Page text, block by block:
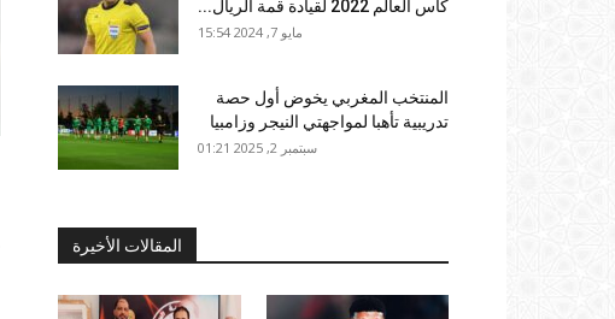
كأس العالم 2022 لقيادة قمة الريال...
مايو 7, 2024 15:54
المنتخب المغربي يخوض أول حصة
تدريبية تأهبا لمواجهتي النيجر وزامبيا
سبتمبر 2, 2025 01:21
المقالات الأخيرة